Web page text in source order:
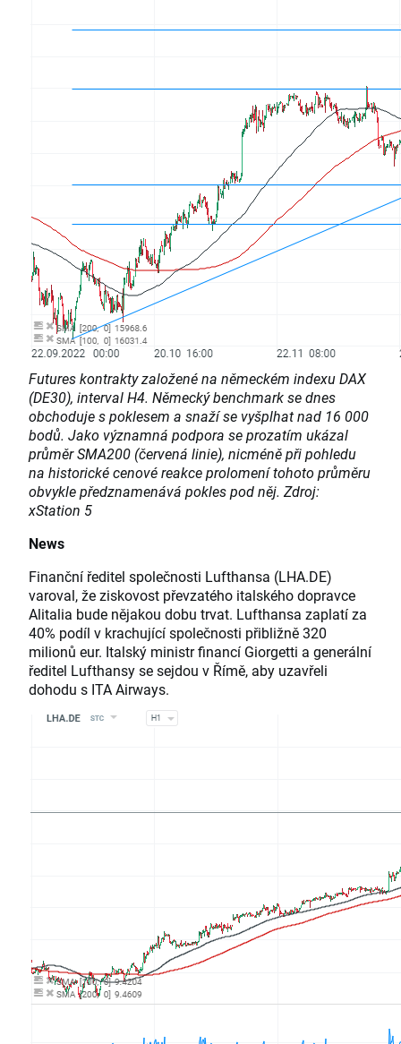
Futures kontrakty založené na německém indexu DAX
(DE30), interval H4. Německý benchmark se dnes
obchoduje s poklesem a snaží se vyšplhat nad 16 000
bodů. Jako významná podpora se prozatím ukázal
průměr SMA200 (červená linie), nicméně při pohledu
na historické cenové reakce prolomení tohoto průměru
obvykle předznamenává pokles pod něj. Zdroj:
xStation 5
News
Finanční ředitel společnosti Lufthansa (LHA.DE)
varoval, že ziskovost převzatého italského dopravce
Alitalia bude nějakou dobu trvat. Lufthansa zaplatí za
40% podíl v krachující společnosti přibližně 320
milionů eur. Italský ministr financí Giorgetti a generální
ředitel Lufthansy se sejdou v Římě, aby uzavřeli
dohodu s ITA Airways.